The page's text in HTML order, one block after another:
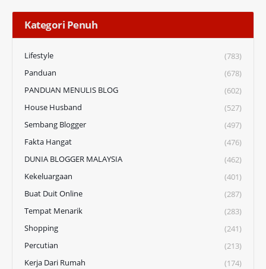
Kategori Penuh
Lifestyle
(783)
Panduan
(678)
PANDUAN MENULIS BLOG
(602)
House Husband
(527)
Sembang Blogger
(497)
Fakta Hangat
(476)
DUNIA BLOGGER MALAYSIA
(462)
Kekeluargaan
(401)
Buat Duit Online
(287)
Tempat Menarik
(283)
Shopping
(241)
Percutian
(213)
Kerja Dari Rumah
(174)